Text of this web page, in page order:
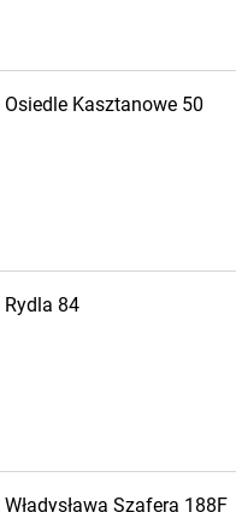
Osiedle Kasztanowe 50
Rydla 84
Władysława Szafera 188F